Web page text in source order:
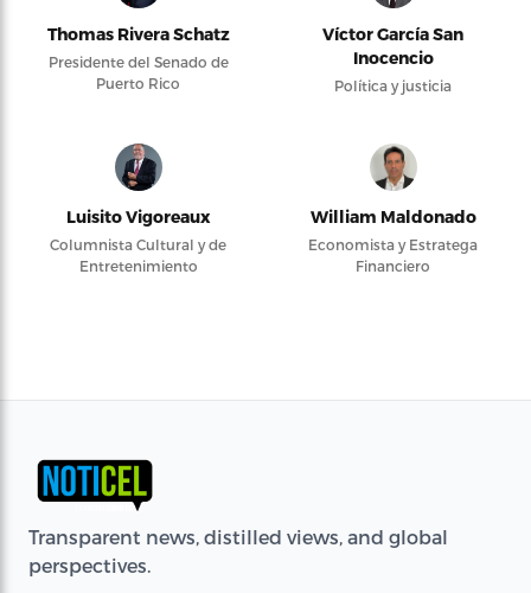
Thomas Rivera Schatz
Presidente del Senado de
Puerto Rico
Víctor García San
Inocencio
Política y justicia
Luisito Vigoreaux
Columnista Cultural y de
Entretenimiento
William Maldonado
Economista y Estratega
Financiero
Transparent news, distilled views, and global
perspectives.